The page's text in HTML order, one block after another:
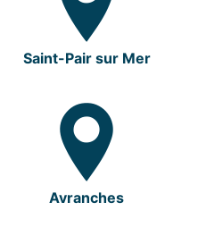
Saint-Pair sur Mer
Avranches